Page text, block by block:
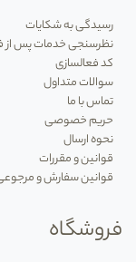
رسیدگی به شکایات
نظرسنجی خدمات پس
کد فعالسازی
سوالات متداول
تماس با ما
حریم خصوصی
نحوه ارسال
قوانین و مقررات
قوانین سفارش و
فروشگاه